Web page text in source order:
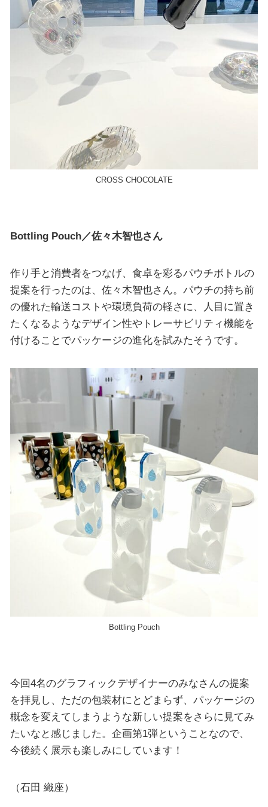
CROSS CHOCOLATE
Bottling Pouch／佐々木智也さん
作り手と消費者をつなげ、食卓を彩るパウチボトルの
提案を行ったのは、佐々木智也さん。パウチの持ち前
の優れた輸送コストや環境負荷の軽さに、人目に置き
たくなるようなデザイン性やトレーサビリティ機能を
付けることでパッケージの進化を試みたそうです。
Bottling Pouch
今回4名のグラフィックデザイナーのみなさんの提案
を拝見し、ただの包装材にとどまらず、パッケージの
概念を変えてしまうような新しい提案をさらに見てみ
たいなと感じました。企画第1弾ということなので、
今後続く展示も楽しみにしています！
（石田 織座）